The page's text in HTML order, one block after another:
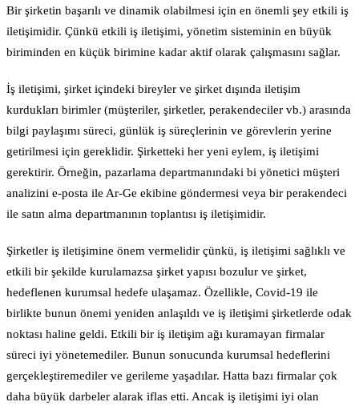
Bir şirketin başarılı ve dinamik olabilmesi için en önemli şey etkili iş
iletişimidir. Çünkü etkili iş iletişimi, yönetim sisteminin en büyük
biriminden en küçük birimine kadar aktif olarak çalışmasını sağlar.
İş iletişimi, şirket içindeki bireyler ve şirket dışında iletişim
kurdukları birimler (müşteriler, şirketler, perakendeciler vb.) arasında
bilgi paylaşımı süreci, günlük iş süreçlerinin ve görevlerin yerine
getirilmesi için gereklidir. Şirketteki her yeni eylem, iş iletişimi
gerektirir. Örneğin, pazarlama departmanındaki bi yönetici müşteri
analizini e-posta ile Ar-Ge ekibine göndermesi veya bir perakendeci
ile satın alma departmanının toplantısı iş iletişimidir.
Şirketler iş iletişimine önem vermelidir çünkü, iş iletişimi sağlıklı ve
etkili bir şekilde kurulamazsa şirket yapısı bozulur ve şirket,
hedeflenen kurumsal hedefe ulaşamaz. Özellikle, Covid-19 ile
birlikte bunun önemi yeniden anlaşıldı ve iş iletişimi şirketlerde odak
noktası haline geldi. Etkili bir iş iletişim ağı kuramayan firmalar
süreci iyi yönetemediler. Bunun sonucunda kurumsal hedeflerini
gerçekleştiremediler ve gerileme yaşadılar. Hatta bazı firmalar çok
daha büyük darbeler alarak iflas etti. Ancak iş iletişimi iyi olan